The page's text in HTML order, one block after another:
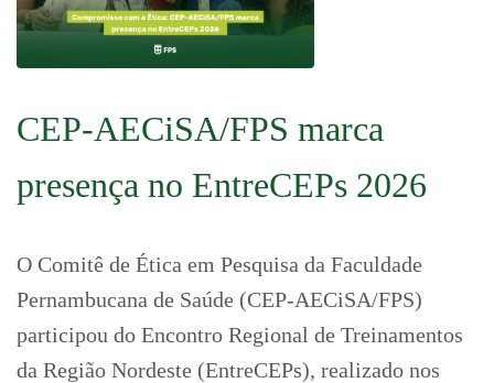
CEP-AECiSA/FPS marca
presença no EntreCEPs 2026
O Comitê de Ética em Pesquisa da Faculdade
Pernambucana de Saúde (CEP-AECiSA/FPS)
participou do Encontro Regional de Treinamentos
da Região Nordeste (EntreCEPs), realizado nos